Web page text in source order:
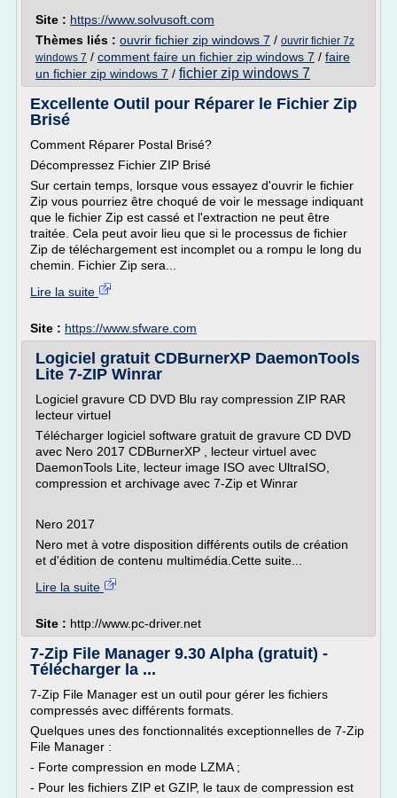
Site : https://www.solvusoft.com
Thèmes liés : ouvrir fichier zip windows 7 / ouvrir fichier 7z
windows 7 / comment faire un fichier zip windows 7 / faire
un fichier zip windows 7 / fichier zip windows 7
Excellente Outil pour Réparer le Fichier Zip
Brisé
Comment Réparer Postal Brisé?
Décompressez Fichier ZIP Brisé
Sur certain temps, lorsque vous essayez d'ouvrir le fichier
Zip vous pourriez être choqué de voir le message indiquant
que le fichier Zip est cassé et l'extraction ne peut être
traitée. Cela peut avoir lieu que si le processus de fichier
Zip de téléchargement est incomplet ou a rompu le long du
chemin. Fichier Zip sera...
Lire la suite
Site : https://www.sfware.com
Logiciel gratuit CDBurnerXP DaemonTools
Lite 7-ZIP Winrar
Logiciel gravure CD DVD Blu ray compression ZIP RAR
lecteur virtuel
Télécharger logiciel software gratuit de gravure CD DVD
avec Nero 2017 CDBurnerXP , lecteur virtuel avec
DaemonTools Lite, lecteur image ISO avec UltraISO,
compression et archivage avec 7-Zip et Winrar
Nero 2017
Nero met à votre disposition différents outils de création
et d'édition de contenu multimédia.Cette suite...
Lire la suite
Site : http://www.pc-driver.net
7-Zip File Manager 9.30 Alpha (gratuit) -
Télécharger la ...
7-Zip File Manager est un outil pour gérer les fichiers
compressés avec différents formats.
Quelques unes des fonctionnalités exceptionnelles de 7-Zip
File Manager :
- Forte compression en mode LZMA ;
- Pour les fichiers ZIP et GZIP, le taux de compression est